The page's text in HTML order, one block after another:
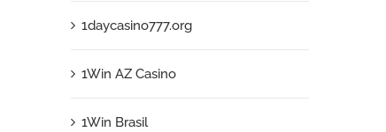
1daycasino777.org
1Win AZ Casino
1Win Brasil